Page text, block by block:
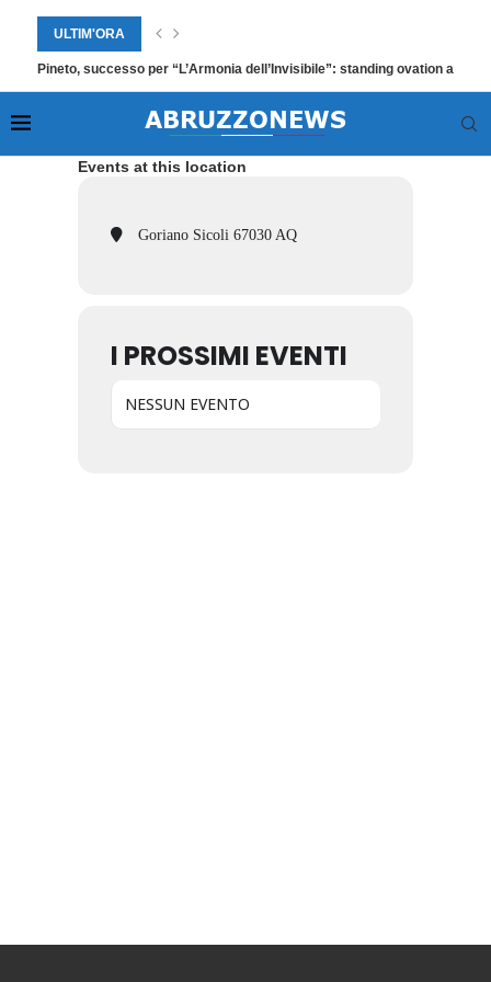
ULTIM'ORA
Pineto, successo per “L’Armonia dell’Invisibile”: standing ovation a Villa
Events at this location
Goriano Sicoli 67030 AQ
I PROSSIMI EVENTI
NESSUN EVENTO